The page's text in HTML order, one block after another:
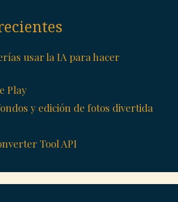
usar la IA para hacer
Play
y edición de fotos divertida
Tool API